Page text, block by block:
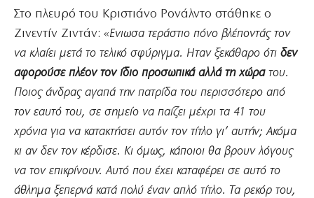
Στο πλευρό του Κριστιάνο Ρονάλντο στάθηκε ο
Ζινεντίν Ζιντάν: «Ενιωσα τεράστιο πόνο βλέποντάς τον
να κλαίει μετά το τελικό σφύριγμα. Ηταν ξεκάθαρο ότι δεν
αφορούσε πλέον τον ίδιο προσωπικά αλλά τη χώρατου.
Ποιος άνδρας αγαπά την πατρίδα του περισσότερο από
τον εαυτό του, σε σημείο να παίζει μέχρι τα 41 του
χρόνια για να κατακτήσει αυτόν τον τίτλο γι’ αυτήν; Ακόμα
κι αν δεν τον κέρδισε. Κι όμως, κάποιοι θα βρουν λόγους
να τον επικρίνουν. Αυτό που έχει καταφέρει σε αυτό το
άθλημα ξεπερνά κατά πολύ έναν απλό τίτλο. Τα ρεκόρ του,